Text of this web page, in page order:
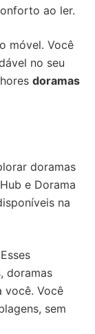
ao ler.
móvel. Você
no seu
doramas
doramas
e Dorama
na
doramas
você. Você
sem